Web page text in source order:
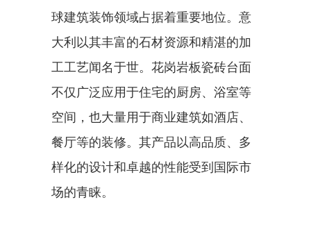
球建筑装饰领域占据着重要地位。意
大利以其丰富的石材资源和精湛的加
工工艺闻名于世。花岗岩板瓷砖台面
不仅广泛应用于住宅的厨房、浴室等
空间，也大量用于商业建筑如酒店、
餐厅等的装修。其产品以高品质、多
样化的设计和卓越的性能受到国际市
场的青睐。